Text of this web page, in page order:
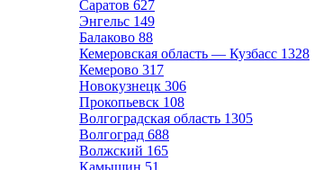
Саратов 627
Энгельс 149
Балаково 88
Кемеровская область — Кузбасс 1328
Кемерово 317
Новокузнецк 306
Прокопьевск 108
Волгоградская область 1305
Волгоград 688
Волжский 165
Камышин 51